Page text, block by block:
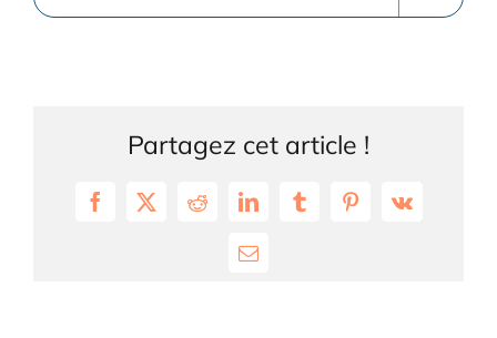
Partagez cet article !
Facebook
X RedditLinkedInTumblrPinterest
Vk
Email